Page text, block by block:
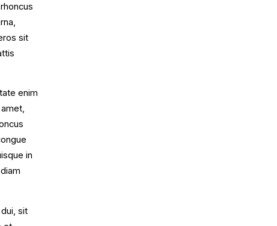
sit
enim
in
sit